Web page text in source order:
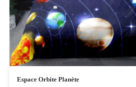
Espace Orbite Planète